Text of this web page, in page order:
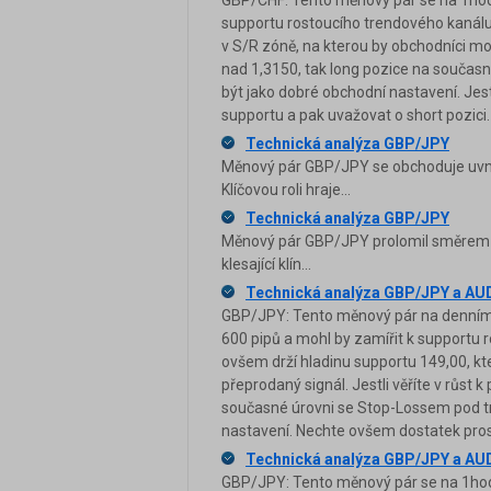
supportu rostoucího trendového
v S/R zóně, na kterou by obchodníci
nad 1,3150, tak long pozice na
být jako dobré obchodní nastavení.
supportu a pak uvažovat o short pozici.
Technická analýza GBP/JPY
Měnový pár GBP/JPY se obchoduje
Klíčovou roli hraje...
Technická analýza GBP/JPY
Měnový pár GBP/JPY prolomil
klesající klín...
Technická analýza GBP/JPY a
GBP/JPY: Tento měnový pár na
600 pipů a mohl by zamířit k supportu
ovšem drží hladinu supportu 149,00,
přeprodaný signál. Jestli věříte v růst
současné úrovni se Stop-Lossem pod
nastavení. Nechte ovšem dostatek
Technická analýza GBP/JPY a
GBP/JPY: Tento měnový pár se na